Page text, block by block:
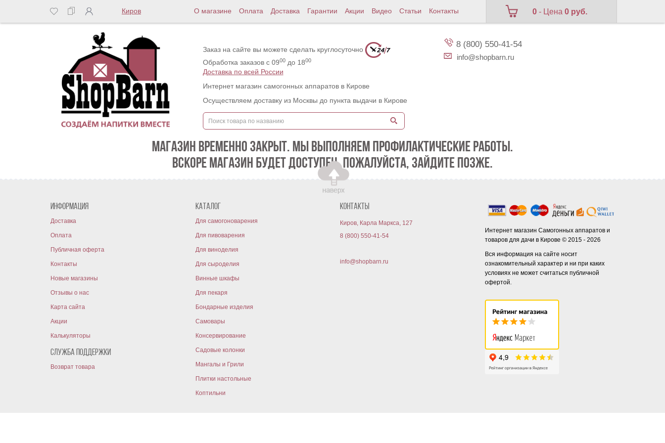
Киров О магазине Оплата Доставка Гарантии Акции Видео Статьи Контакты 0 - Цена0 руб.
Заказ на сайте вы можете сделать круглосуточно
Обработка заказов с 0900до 1800
Доставка по всей России
Интернет магазин самогонных аппаратов в Кирове
Осуществляем доставку из Москвы до пункта выдачи в Кирове
8 (800) 550-41-54
info@shopbarn.ru
МАГАЗИН ВРЕМЕННО ЗАКРЫТ. МЫ ВЫПОЛНЯЕМ ПРОФИЛАКТИЧЕСКИЕ РАБОТЫ.
ВСКОРЕ МАГАЗИН БУДЕТ ДОСТУПЕН. ПОЖАЛУЙСТА, ЗАЙДИТЕ ПОЗЖЕ.
Информация
Доставка
Оплата
Публичная оферта
Контакты
Новые магазины
Отзывы о нас
Карта сайта
Акции
Калькуляторы
Служба поддержки
Возврат товара
Каталог
Для самогоноварения
Для пивоварения
Для виноделия
Для сыроделия
Винные шкафы
Для пекаря
Бондарные изделия
Самовары
Консервирование
Садовые колонки
Мангалы и Грили
Плитки настольные
Коптильни
Контакты
Киров, Карла Маркса, 127
8 (800) 550-41-54
info@shopbarn.ru
Интернет магазин Самогонных аппаратов и
товаров для дачи в Кирове © 2015 - 2026
Вся информация на сайте носит
ознакомительный характер и ни при каких
условиях не может считаться публичной
офертой.